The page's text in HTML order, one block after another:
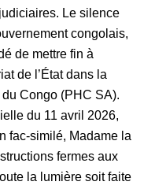
Le silence
congolais,
de mettre fin à
de l’État dans la
Congo (PHC SA).
du 11 avril 2026,
fac-similé, Madame la
fermes aux
la lumière soit faite